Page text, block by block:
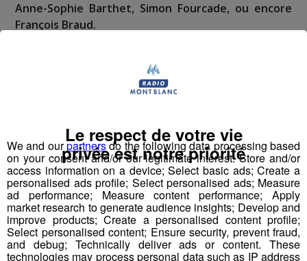
Anne-Sophie Barthet, Simon Fourcade, ou encore
François Braud.
Partager sur Facebook
Partager sur Twitter
We and ourpartnersdo the following data processing based
on your consent and/or our legitimate interest: Store and/or
access information on a device; Select basic ads; Create a
personalised ads profile; Select personalised ads; Measure
ad performance; Measure content performance; Apply
market research to generate audience insights; Develop and
improve products; Create a personalised content profile;
Select personalised content; Ensure security, prevent fraud,
and debug; Technically deliver ads or content. These
technologies may process personal data such as IP address
Le respect de votre vie
privée est notre priorité